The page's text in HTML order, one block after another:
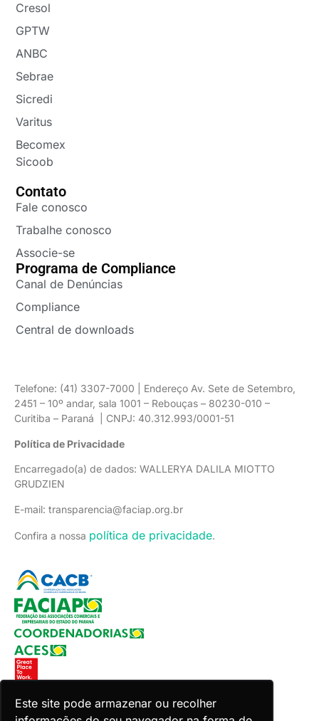
Este site pode armazenar ou recolher
Cresol
GPTW
ANBC
Sebrae
Sicredi
Varitus
Becomex
Sicoob
Contato
Fale conosco
Trabalhe conosco
Associe-se
Programa de Compliance
Canal de Denúncias
Compliance
Central de downloads
Telefone: (41) 3307-7000 | Endereço Av. Sete de Setembro,
2451 – 10º andar, sala 1001 – Rebouças – 80230-010 –
Curitiba – Paraná | CNPJ: 40.312.993/0001-51
Política de Privacidade
Encarregado(a) de dados: WALLERYA DALILA MIOTTO
GRUDZIEN
E-mail: transparencia@faciap.org.br
Confira a nossa política de privacidade.